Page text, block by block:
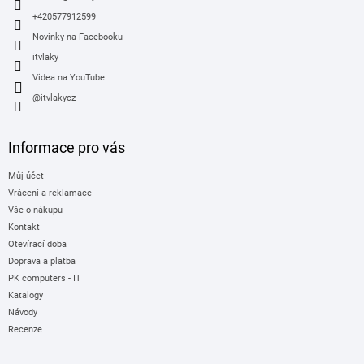
+420577912599
Novinky na Facebooku
itvlaky
Videa na YouTube
@itvlakycz
Informace pro vás
Můj účet
Vrácení a reklamace
Vše o nákupu
Kontakt
Otevírací doba
Doprava a platba
PK computers - IT
Katalogy
Návody
Recenze